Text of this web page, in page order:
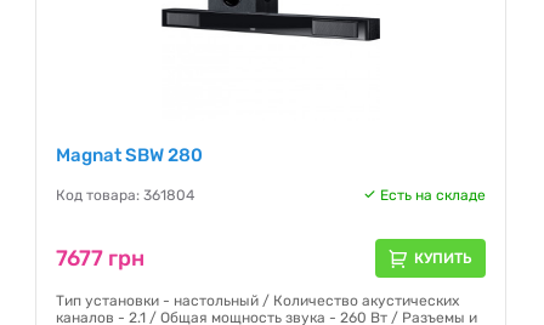
Magnat SBW 280
Код товара: 361804 Есть на складе
7677 грн КУПИТЬ
Тип установки - настольный / Количество акустических
каналов - 2.1 / Общая мощность звука - 260 Вт / Разъемы и